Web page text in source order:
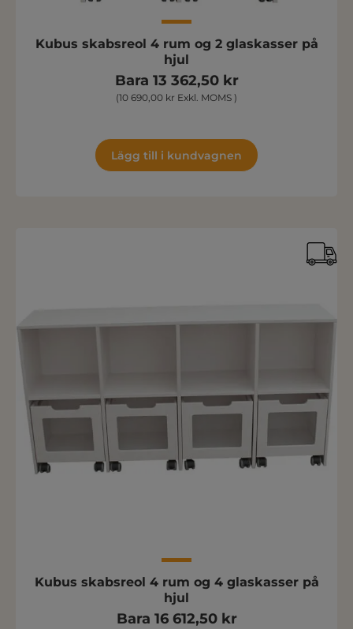
Kubus skabsreol 4 rum og 2 glaskasser på
hjul
Bara 13 362,50 kr
(10 690,00 kr Exkl. MOMS )
Lägg till i kundvagnen
Kubus skabsreol 4 rum og 4 glaskasser på
hjul
Bara 16 612,50 kr